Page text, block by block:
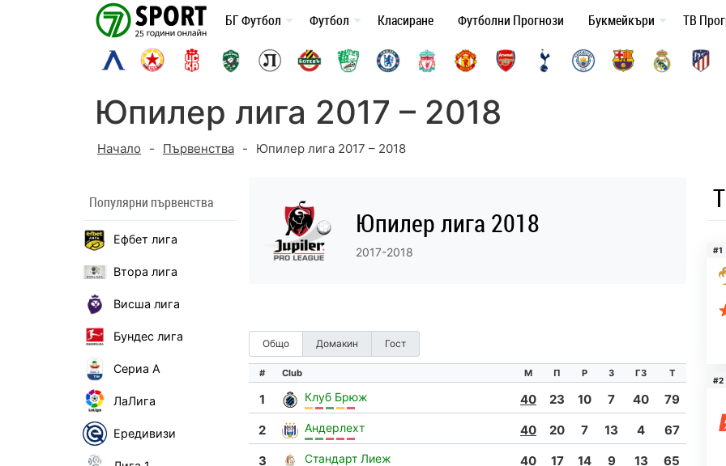
БГ Футбол Футбол Класиране Футболни Прогнози Букмейкъри ТВ
Юпилер лига 2017 – 2018
Начало - Първенства - Юпилер лига 2017 – 2018
Популярни първенства
Ефбет лига
Втора лига
Висша лига
Бундес лига
Сериа А
ЛаЛига
Ередивизи
Юпилер лига 2018
2017-2018
Общо Домакин Гост
# Club М П Р З ГЗ Т
1 Клуб Брюж 40 23 10 7 40
79
2
Андерлехт 40 20 7 13 4
67
3
Стандарт Лиеж 40 17 14 9 13
65
#1
#2